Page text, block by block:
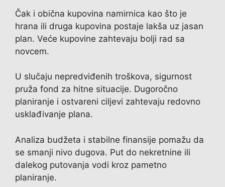
Čak i obična kupovina namirnica kao što je
hrana ili druga kupovina postaje lakša uz jasan
plan. Veće kupovine zahtevaju bolji rad sa
novcem.
U slučaju nepredviđenih troškova, sigurnost
pruža fond za hitne situacije. Dugoročno
planiranje i ostvareni ciljevi zahtevaju redovno
usklađivanje plana.
Analiza budžeta i stabilne finansije pomažu da
se smanji nivo dugova. Put do nekretnine ili
dalekog putovanja vodi kroz pametno
planiranje.